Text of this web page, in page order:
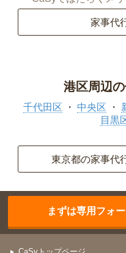
家事代
港区周辺
千代田区 中央区
目黒
東京都の家事代
まずは専用フォ